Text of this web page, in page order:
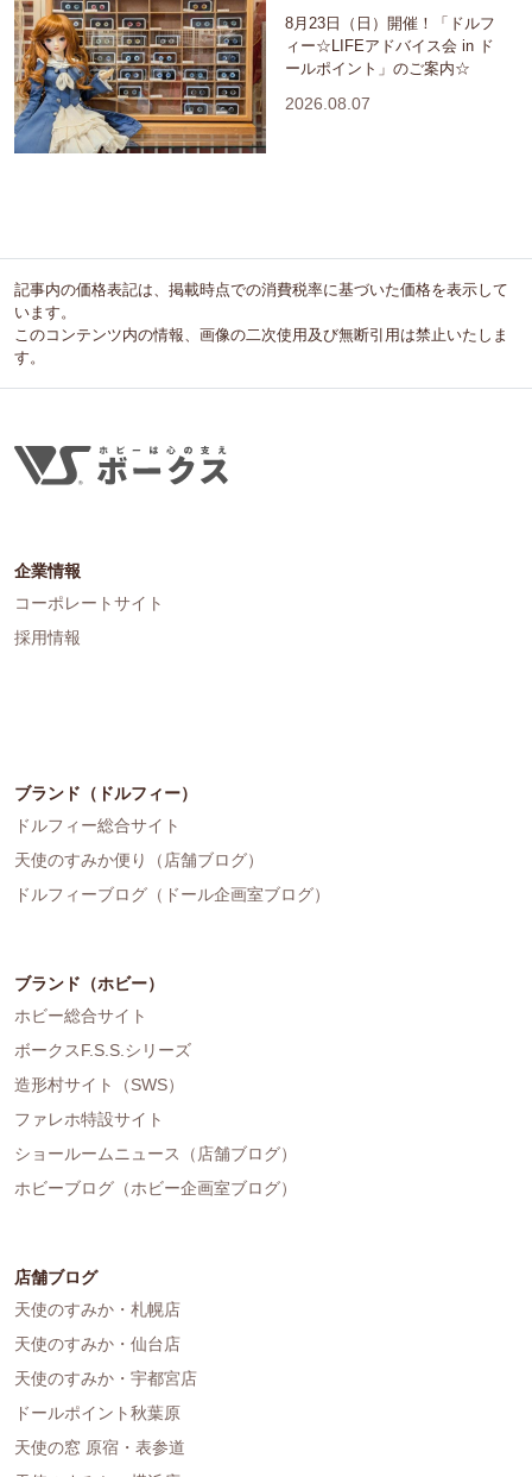
8月23日（日）開催！「ドルフ
ィー☆LIFEアドバイス会 in ド
ールポイント」のご案内☆
2026.08.07
記事内の価格表記は、掲載時点での消費税率に基づいた価格を表示して
います。
このコンテンツ内の情報、画像の二次使用及び無断引用は禁止いたしま
す。
企業情報
コーポレートサイト
採用情報
ブランド（ドルフィー）
ドルフィー総合サイト
天使のすみか便り（店舗ブログ）
ドルフィーブログ（ドール企画室ブログ）
ブランド（ホビー）
ホビー総合サイト
ボークスF.S.S.シリーズ
造形村サイト（SWS）
ファレホ特設サイト
ショールームニュース（店舗ブログ）
ホビーブログ（ホビー企画室ブログ）
店舗ブログ
天使のすみか・札幌店
天使のすみか・仙台店
天使のすみか・宇都宮店
ドールポイント秋葉原
天使の窓 原宿・表参道